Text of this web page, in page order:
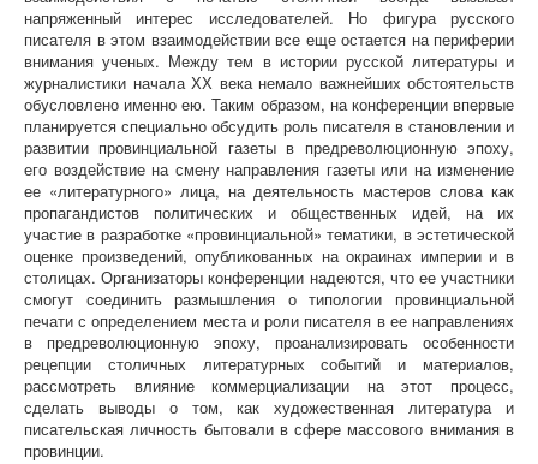
напряженный интерес исследователей. Но фигура русского
писателя в этом взаимодействии все еще остается на периферии
внимания ученых. Между тем в истории русской литературы и
журналистики начала ХХ века немало важнейших обстоятельств
обусловлено именно ею. Таким образом, на конференции впервые
планируется специально обсудить роль писателя в становлении и
развитии провинциальной газеты в предреволюционную эпоху,
его воздействие на смену направления газеты или на изменение
ее «литературного» лица, на деятельность мастеров слова как
пропагандистов политических и общественных идей, на их
участие в разработке «провинциальной» тематики, в эстетической
оценке произведений, опубликованных на окраинах империи и в
столицах. Организаторы конференции надеются, что ее участники
смогут соединить размышления о типологии провинциальной
печати с определением места и роли писателя в ее направлениях
в предреволюционную эпоху, проанализировать особенности
рецепции столичных литературных событий и материалов,
рассмотреть влияние коммерциализации на этот процесс,
сделать выводы о том, как художественная литература и
писательская личность бытовали в сфере массового внимания в
провинции.